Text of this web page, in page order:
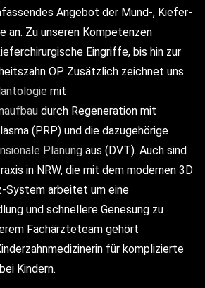
Angebot der Mund-, Kiefer-
an. Zu unseren Kompetenzen
Eingriffe, bis hin zur
OP. Zusätzlich zeichnet uns
mit
durch Regeneration mit
(PRP) und die dazugehörige
Planung aus (DVT). Auch sind
in NRW, die mit dem modernen 3D
System arbeitet um eine
und schnellere Genesung zu
Fachärzteteam gehört
für komplizierte
Kindern.